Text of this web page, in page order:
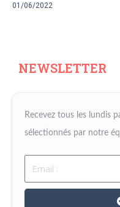
01/06/2022
NEWSLETTER
Recevez tous les lundis
sélectionnés par notre
Email